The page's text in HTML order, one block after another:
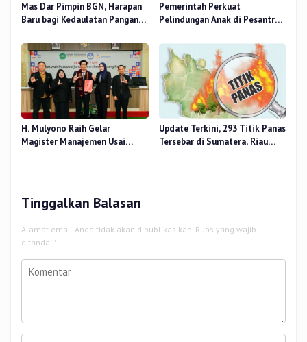
Mas Dar Pimpin BGN, Harapan
Baru bagi Kedaulatan Pangan
Pemerintah Perkuat
Pelindungan Anak di Pesantren
RANA
H. Mulyono Raih Gelar
Magister Manajemen Usai
Update Terkini, 293 Titik Panas
Tersebar di Sumatera, Riau
Tinggalkan Balasan
Alamat email Anda tidak akan dipublikasikan. Ruas yang wajib
ditandai *